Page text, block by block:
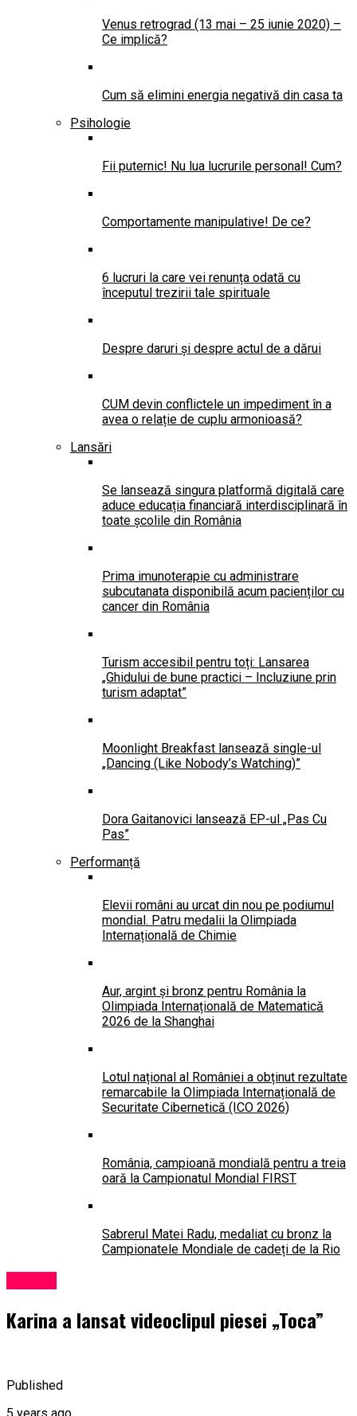
Venus retrograd (13 mai – 25 iunie 2020) –
Ce implică?
Cum să elimini energia negativă din casa ta
Psihologie
Fii puternic! Nu lua lucrurile personal! Cum?
Comportamente manipulative! De ce?
6 lucruri la care vei renunța odată cu
începutul trezirii tale spirituale
Despre daruri și despre actul de a dărui
CUM devin conflictele un impediment în a
avea o relație de cuplu armonioasă?
Lansări
Se lansează singura platformă digitală care
aduce educația financiară interdisciplinară în
toate școlile din România
Prima imunoterapie cu administrare
subcutanata disponibilă acum pacienților cu
cancer din România
Turism accesibil pentru toți: Lansarea
„Ghidului de bune practici – Incluziune prin
turism adaptat”
Moonlight Breakfast lansează single-ul
„Dancing (Like Nobody’s Watching)”
Dora Gaitanovici lansează EP-ul „Pas Cu
Pas”
Performanță
Elevii români au urcat din nou pe podiumul
mondial. Patru medalii la Olimpiada
Internațională de Chimie
Aur, argint și bronz pentru România la
Olimpiada Internațională de Matematică
2026 de la Shanghai
Lotul național al României a obținut rezultate
remarcabile la Olimpiada Internațională de
Securitate Cibernetică (ICO 2026)
România, campioană mondială pentru a treia
oară la Campionatul Mondial FIRST
Sabrerul Matei Radu, medaliat cu bronz la
Campionatele Mondiale de cadeți de la Rio
Karina a lansat videoclipul piesei „Toca”
Published